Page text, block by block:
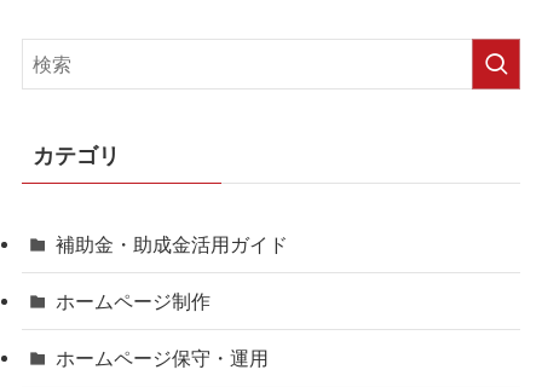
カテゴリ
補助金・助成金活用ガイド
ホームページ制作
ホームページ保守・運用